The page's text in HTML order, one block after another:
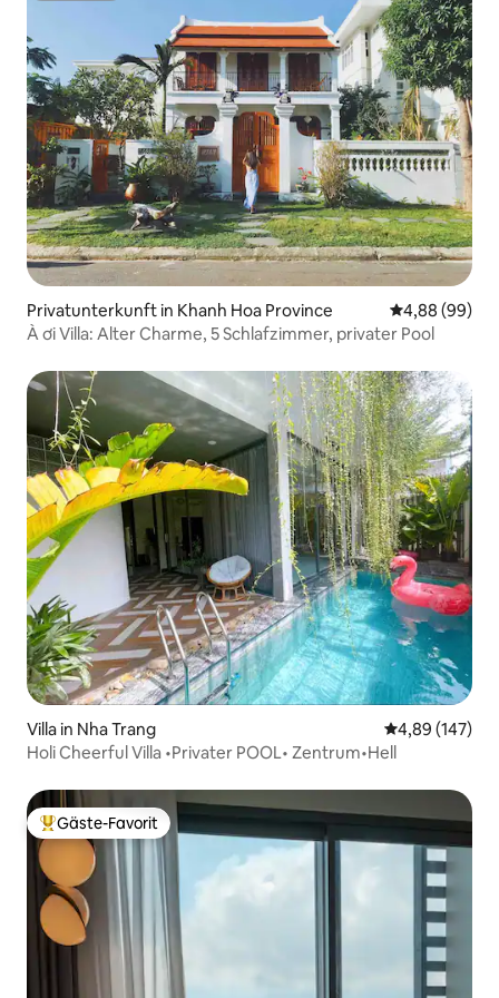
Privatunterkunft in Khanh Hoa Province
4,88 (99)
À ơi Villa: Alter Charme, 5 Schlafzimmer, privater Pool
Villa in Nha Trang
4,89 (147)
Holi Cheerful Villa •Privater POOL• Zentrum•Hell
Beliebter Gäste-Favorit.
Gäste-Favorit